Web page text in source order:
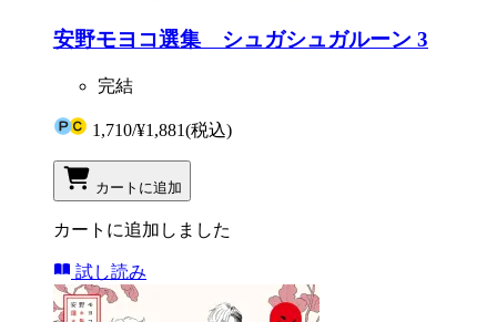
安野モヨコ選集 シュガシュガルーン 3
完結
1,710/¥1,881(税込)
カートに追加
カートに追加しました
試し読み